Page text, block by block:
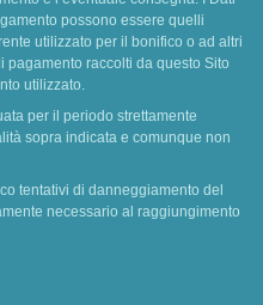
possono essere quelli
utilizzato per il bonifico o ad altri
pagamento raccolti da questo Sito
utilizzato.
per il periodo strettamente
sopra indicata e comunque non
tentativi di danneggiamento del
necessario al raggiungimento